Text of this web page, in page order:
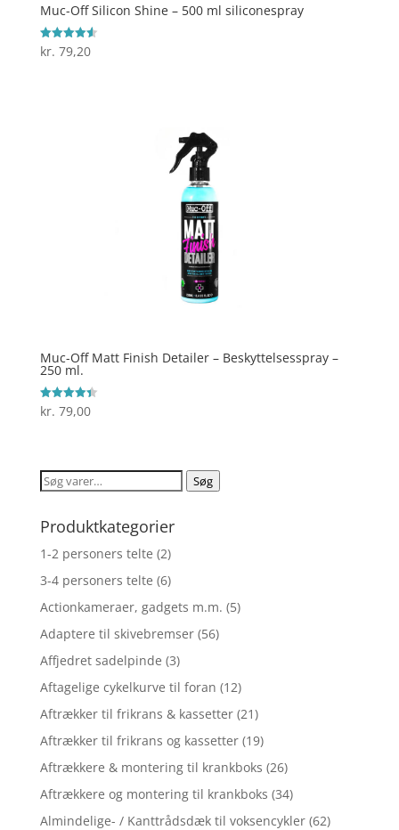
Muc-Off Silicon Shine – 500 ml siliconespray
Vurderet
4.6
kr. 79,20
Muc-Off Matt Finish Detailer – Beskyttelsesspray –
250 ml.
Vurderet
4.4
kr. 79,00
Søg
Søg
Produktkategorier
1-2 personers telte (2)
3-4 personers telte (6)
Actionkameraer, gadgets m.m. (5)
Adaptere til skivebremser (56)
Affjedret sadelpinde (3)
Aftagelige cykelkurve til foran (12)
Aftrækker til frikrans & kassetter (21)
Aftrækker til frikrans og kassetter (19)
Aftrækkere & montering til krankboks (26)
Aftrækkere og montering til krankboks (34)
Almindelige- / Kanttrådsdæk til voksencykler (62)